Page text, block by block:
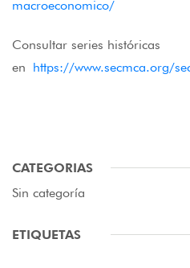
macroeconomico/
Consultar series históricas
en https://www.secmca.org/
CATEGORIAS
Sin categoría
ETIQUETAS